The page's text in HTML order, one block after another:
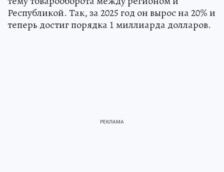
Республикой. Так, за 2025 год он вырос на 20% и
теперь достиг порядка 1 миллиарда долларов.